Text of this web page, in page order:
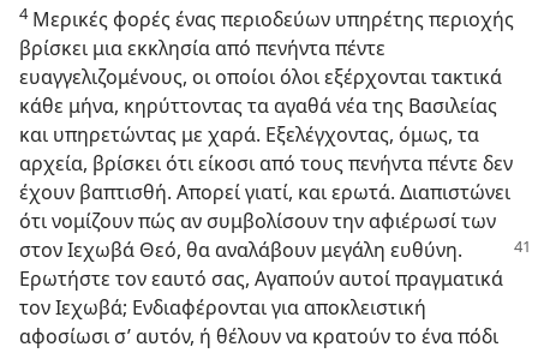
4Μερικές φορές ένας περιοδεύων υπηρέτης περιοχής
βρίσκει μια εκκλησία από πενήντα πέντε
ευαγγελιζομένους, οι οποίοι όλοι εξέρχονται τακτικά
κάθε μήνα, κηρύττοντας τα αγαθά νέα της Βασιλείας
και υπηρετώντας με χαρά. Εξελέγχοντας, όμως, τα
αρχεία, βρίσκει ότι είκοσι από τους πενήντα πέντε δεν
έχουν βαπτισθή. Απορεί γιατί, και ερωτά. Διαπιστώνει
ότι νομίζουν πώς αν συμβολίσουν την αφιέρωσί των
στον Ιεχωβά Θεό, θα αναλάβουν μεγάλη ευθύνη.
Ερωτήστε τον εαυτό σας, Αγαπούν αυτοί πραγματικά
τον Ιεχωβά; Ενδιαφέρονται για αποκλειστική
αφοσίωσι σ’ αυτόν, ή θέλουν να κρατούν το ένα πόδι